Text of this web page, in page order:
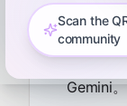
•
模型的
Gemini。
Scan the
community